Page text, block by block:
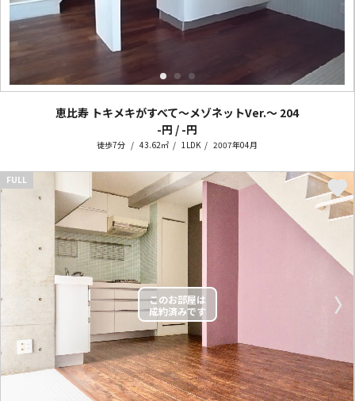
恵比寿 トキメキがすべて～メゾネットVer.～ 204
-円 / -円
徒歩7分 43.62㎡ 1LDK 2007年04月
〉
FULL